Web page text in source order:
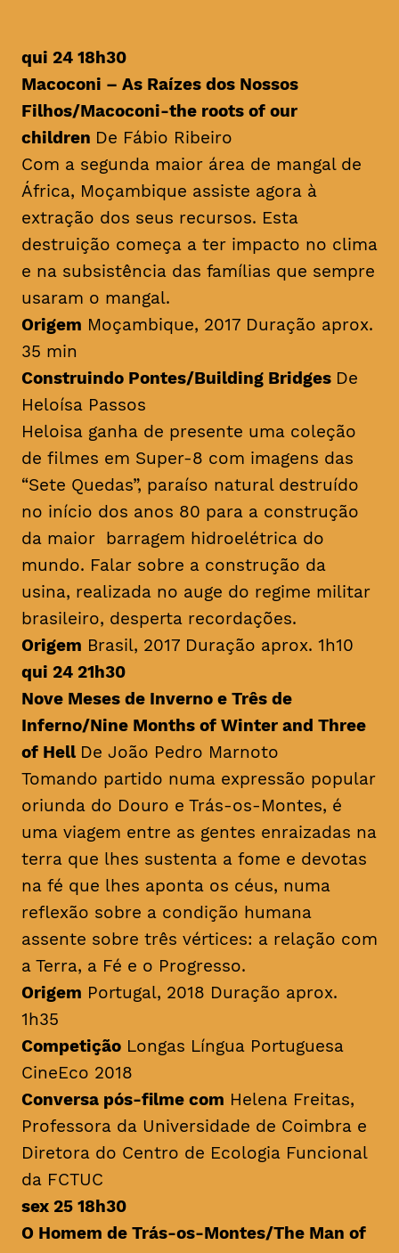
qui 24 18h30
Macoconi – As Raízes dos Nossos
Filhos/Macoconi-the roots of our
children De Fábio Ribeiro
Com a segunda maior área de mangal de
África, Moçambique assiste agora à
extração dos seus recursos. Esta
destruição começa a ter impacto no clima
e na subsistência das famílias que sempre
usaram o mangal.
Origem Moçambique, 2017 Duração aprox.
35 min
Construindo Pontes/Building Bridges De
Heloísa Passos
Heloisa ganha de presente uma coleção
de filmes em Super-8 com imagens das
“Sete Quedas”, paraíso natural destruído
no início dos anos 80 para a construção
da maior barragem hidroelétrica do
mundo. Falar sobre a construção da
usina, realizada no auge do regime militar
brasileiro, desperta recordações.
Origem Brasil, 2017 Duração aprox. 1h10
qui 24 21h30
Nove Meses de Inverno e Três de
Inferno/Nine Months of Winter and Three
of Hell De João Pedro Marnoto
Tomando partido numa expressão popular
oriunda do Douro e Trás-os-Montes, é
uma viagem entre as gentes enraizadas na
terra que lhes sustenta a fome e devotas
na fé que lhes aponta os céus, numa
reflexão sobre a condição humana
assente sobre três vértices: a relação com
a Terra, a Fé e o Progresso.
Origem Portugal, 2018 Duração aprox.
1h35
CompetiçãoLongas Língua Portuguesa
CineEco 2018
Conversa pós-filme com Helena Freitas,
Professora da Universidade de Coimbra e
Diretora do Centro de Ecologia Funcional
da FCTUC
sex 25 18h30
O Homem de Trás-os-Montes/The Man of